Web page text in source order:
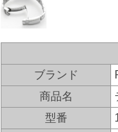
ブランド
商品名
型番